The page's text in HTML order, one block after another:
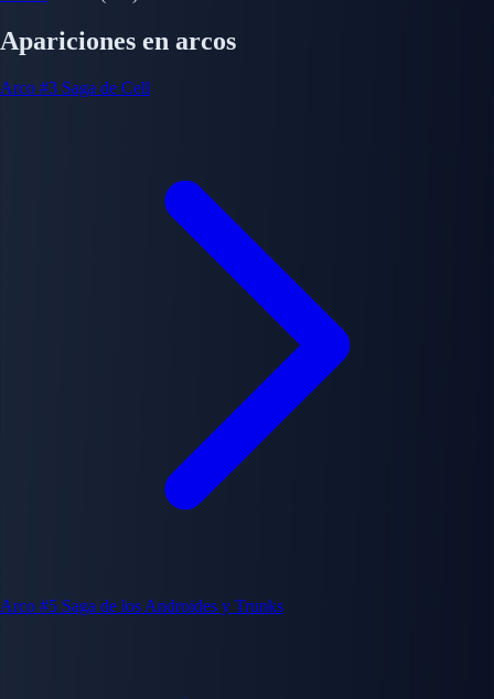
Apariciones en arcos
Arco #3 Saga de Cell
Arco #5 Saga de los Androides y Trunks